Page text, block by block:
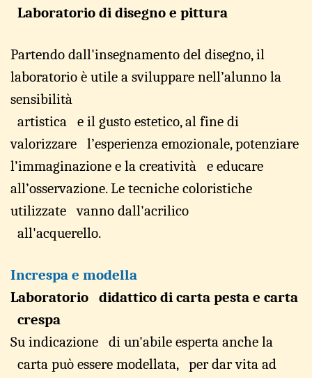
Laboratorio di disegno e pittura
Partendo dall'insegnamento del disegno, il
laboratorio è utile a sviluppare nell’alunno la
sensibilità
artistica e il gusto estetico, al fine di
valorizzare l’esperienza emozionale, potenziare
l’immaginazione e la creatività e educare
all’osservazione. Le tecniche coloristiche
utilizzate vanno dall'acrilico
all'acquerello.
Increspa e modella
Laboratorio didattico dicarta pesta e carta
crespa
Su indicazione di un'abile esperta anche la
carta può essere modellata, per dar vita ad